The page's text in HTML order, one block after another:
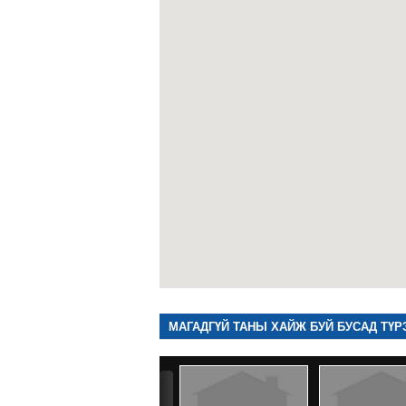
МАГАДГҮЙ ТАНЫ ХАЙЖ БУЙ БУСАД